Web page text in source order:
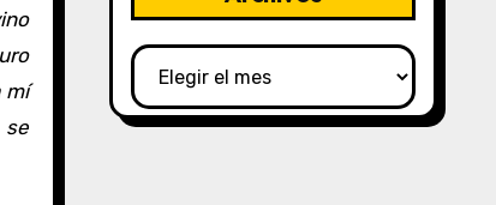
mí
se
Archivos